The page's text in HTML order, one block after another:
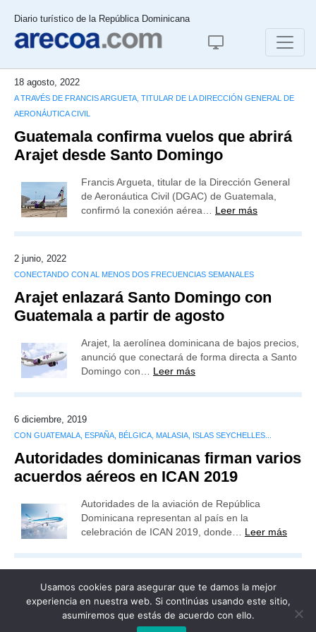
Diario turístico de la República Dominicana
18 agosto, 2022
A TRAVÉS DE FRANCIS ARGUETA, TITULAR DE LA DIRECCIÓN GENERAL DE
AERONÁUTICA CIVIL
Guatemala confirma vuelos que abrirá
Arajet desde Santo Domingo
Francis Argueta, titular de la Dirección General
de Aeronáutica Civil (DGAC) de Guatemala,
confirmó la conexión aérea… Leer más
2 junio, 2022
CONECTANDO CON AL MENOS DOS FRECUENCIAS SEMANALES
Arajet enlazará Santo Domingo con
Guatemala a partir de agosto
Arajet, la aerolínea dominicana de bajos precios,
anunció que conectará de forma directa a Santo
Domingo con… Leer más
6 diciembre, 2019
CON GUATEMALA, ESPAÑA, BÉLGICA, MALASIA, ISLAS SEYCHELLES...
Autoridades dominicanas firman varios
acuerdos aéreos en ICAN 2019
Autoridades de la aviación de República
Dominicana representan al país en la
celebración de ICAN 2019, donde… Leer más
Usamos cookies para asegurar que te damos la mejor
experiencia en nuestra web. Si continúas usando este sitio,
asumiremos que estás de acuerdo con ello.
Publicidad Redacción Contacto